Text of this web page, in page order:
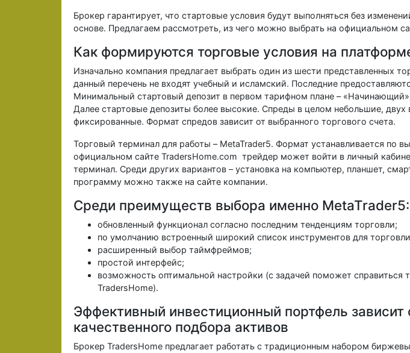
Брокер гарантирует, что стартовые условия будут выполняться без
основе. Предлагаем рассмотреть, из чего можно выбрать на официальном
Как формируются торговые условия на
Изначально компания предлагает выбрать один из шести представленных
данный перечень не входят учебный и исламский. Последние
Минимальный стартовый депозит в первом тарифном плане –
Далее стартовые депозиты более высокие. Спреды в целом небольшие,
фиксированные. Формат спредов зависит от выбранного торгового счета.
Торговый терминал для работы – MetaTrader5. Формат устанавливается по
официальном сайте TradersHome.com трейдер может войти в личный
терминал. Среди других вариантов – установка на компьютер, планшет,
программу можно также на сайте компании.
Среди преимуществ выбора именно MetaTrader5:
обновленный функционал согласно последним тенденциям торговли;
по умолчанию встроенный широкий список инструментов для
расширенный выбор таймфреймов;
простой интерфейс;
возможность оптимальной настройки (с задачей поможет справиться
TradersHome).
Эффективный инвестиционный портфель зависит
качественного подбора активов
Брокер TradersHome предлагает работать с традиционным набором